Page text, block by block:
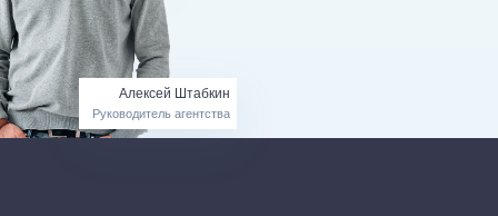
Алексей Штабкин
Руководитель агентства